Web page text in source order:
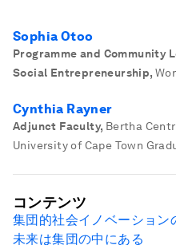
Sophia Otoo
Programme and Community
Social Entrepreneurship,
Cynthia Rayner
Adjunct Faculty, Bertha
University of Cape Town
コンテンツ
集団的社会イノベーション
未来は集団の中にある